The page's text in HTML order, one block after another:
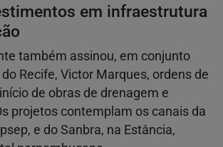
em infraestrutura
também assinou, em conjunto
Recife, Victor Marques, ordens de
de obras de drenagem e
projetos contemplam os canais da
e do Sanbra, na Estância,